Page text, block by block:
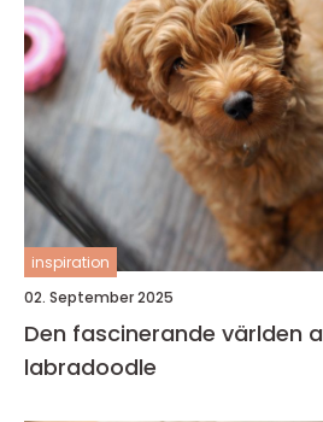
inspiration
02. September 2025
Den fascinerande världen
labradoodle